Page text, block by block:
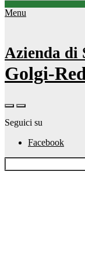
Menu
Azienda di
Golgi-
Seguici su
Facebook